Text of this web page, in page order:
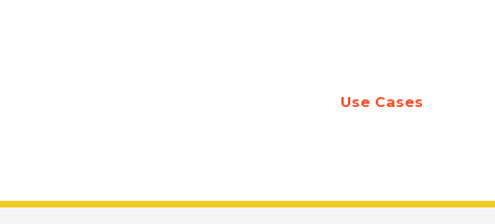
Use Cases